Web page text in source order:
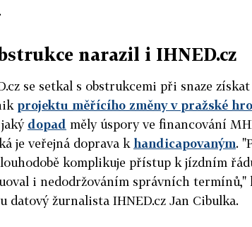
narazil i IHNED.cz
se setkal s obstrukcemi při snaze
projektu měřícího změny v pražské
dopad měly úspory ve financování
je veřejná doprava k handicapovaným.
komplikuje přístup k jízdním
i nedodržováním správních termínů,"
datový žurnalista IHNED.cz Jan Cibulka.